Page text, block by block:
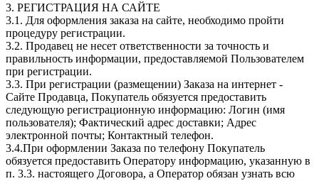
3. РЕГИСТРАЦИЯ НА САЙТЕ
3.1. Для оформления заказа на сайте, необходимо пройти
процедуру регистрации.
3.2. Продавец не несет ответственности за точность и
правильность информации, предоставляемой Пользователем
при регистрации.
3.3. При регистрации (размещении) Заказа на интернет -
Сайте Продавца, Покупатель обязуется предоставить
следующую регистрационную информацию: Логин (имя
пользователя); Фактический адрес доставки; Адрес
электронной почты; Контактный телефон.
3.4.При оформлении Заказа по телефону Покупатель
обязуется предоставить Оператору информацию, указанную в
п. 3.3. настоящего Договора, а Оператор обязан узнать всю